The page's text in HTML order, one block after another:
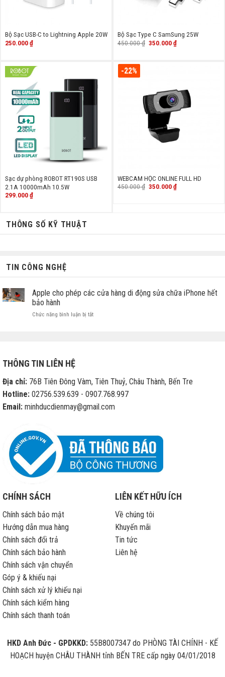
Bộ Sạc USB-C to Lightning Apple 20W
250.000₫
Bộ Sạc Type C SamSung 25W
450.000₫ Giá
350.000₫Giá
Sạc dự phòng ROBOT RT190S USB
2.1A 10000mAh 10.5W
299.000₫
-22%
WEBCAM HỌC ONLINE FULL HD
450.000₫ Giá
350.000₫Giá
THÔNG SỐ KỸ THUẬT
TIN CÔNG NGHỆ
Apple cho phép các cửa hàng di động sửa chữa iPhone hết
bảo hành
Chức năng bình luận bị tắtở
động
sửa
iPhone
hành
THÔNG TIN LIÊN HỆ
Địa chỉ: 76B Tiên Đông Vàm, Tiên Thuỷ, Châu Thành, Bến Tre
Hotline: 02756.539.639 - 0907.768.997
Email: minhducdienmay@gmail.com
CHÍNH SÁCH
Chính sách bảo mật
Hướng dẫn mua hàng
Chính sách đổi trả
Chính sách bảo hành
Chính sách vận chuyển
Góp ý & khiếu nại
Chính sách xử lý khiếu nại
Chính sách kiểm hàng
Chính sách thanh toán
LIÊN KẾT HỮU ÍCH
Về chúng tôi
Khuyến mãi
Tin tức
Liên hệ
HKD Anh Đức - GPDKKD: 55B8007347 do PHÒNG TÀI CHÍNH - KẾ
HOẠCH huyện CHÂU THÀNH tỉnh BẾN TRE cấp ngày 04/01/2018